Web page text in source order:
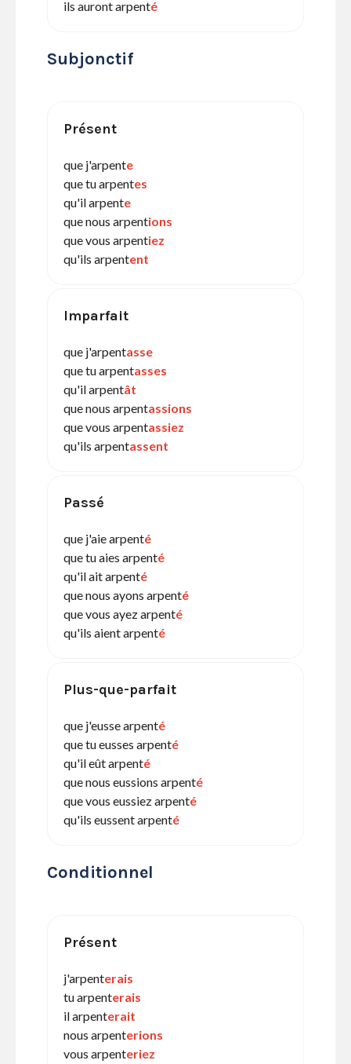
ils auront arpenté
Subjonctif
Présent
que j'arpente
que tu arpentes
qu'il arpente
que nous arpentions
que vous arpentiez
qu'ils arpentent
Imparfait
que j'arpentasse
que tu arpentasses
qu'il arpentât
que nous arpentassions
que vous arpentassiez
qu'ils arpentassent
Passé
que j'aie arpenté
que tu aies arpenté
qu'il ait arpenté
que nous ayons arpenté
que vous ayez arpenté
qu'ils aient arpenté
Plus-que-parfait
que j'eusse arpenté
que tu eusses arpenté
qu'il eût arpenté
que nous eussions arpenté
que vous eussiez arpenté
qu'ils eussent arpenté
Conditionnel
Présent
j'arpenterais
tu arpenterais
il arpenterait
nous arpenterions
vous arpenteriez